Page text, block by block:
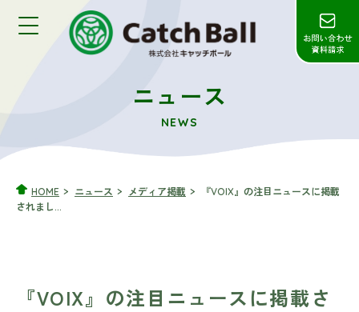
ニュース
NEWS
HOME ニュース メディア掲載
『VOIX』の注目ニュースに掲載
されまし...
『VOIX』の注目ニュースに掲載さ